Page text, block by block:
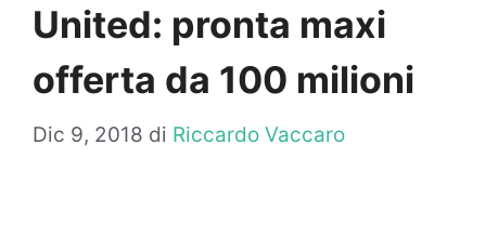
United: pronta maxi
offerta da 100 milioni
Dic 9, 2018 di Riccardo Vaccaro